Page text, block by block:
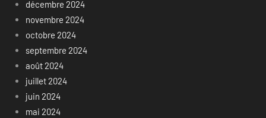
décembre 2024
novembre 2024
octobre 2024
septembre 2024
août 2024
juillet 2024
juin 2024
mai 2024